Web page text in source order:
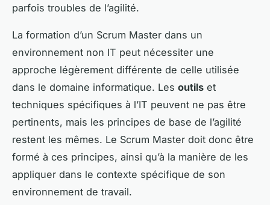
parfois troubles de l’agilité.
La formation d’un Scrum Master dans un
environnement non IT peut nécessiter une
approche légèrement différente de celle utilisée
dans le domaine informatique. Les outils et
techniques spécifiques à l’IT peuvent ne pas être
pertinents, mais les principes de base de l’agilité
restent les mêmes. Le Scrum Master doit donc être
formé à ces principes, ainsi qu’à la manière de les
appliquer dans le contexte spécifique de son
environnement de travail.